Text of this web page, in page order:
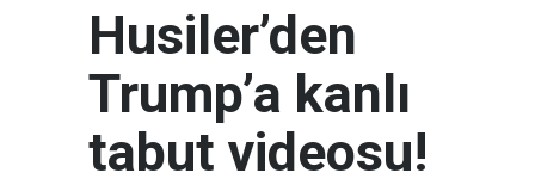
Husiler’den
Trump’a kanlı
tabut videosu!